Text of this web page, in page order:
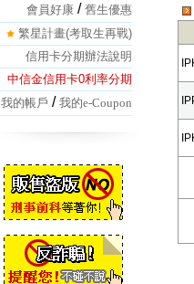
會員好康 / 舊生優惠
繁星計畫(考取生再戰)
信用卡分期辦法說明
中信金信用卡0利率分期
我的帳戶 / 我的e-Coupon